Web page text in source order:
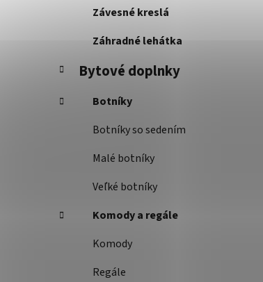
Závesné kreslá
Záhradné lehátka
Bytové doplnky
Botníky
Botníky so sedením
Malé botníky
Veľké botníky
Komody a regále
Komody
Regále